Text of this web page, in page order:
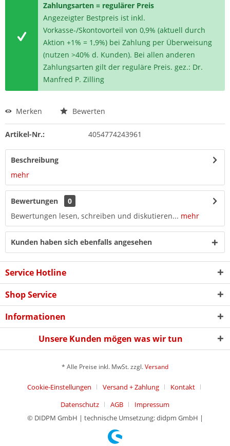
Zahlungsarten = regulärer Preis
Angezeigter Bestpreis ist inkl.
Vorkasse-/Skontovorteil von 0,9% (aktuell durch
Aktion +1% = 1,9%) bei Zahlung per Überweisung
(nutzen >40% d. Kunden). Bei allen anderen
Zahlungsarten gilt der reguläre Preis. gez.: Dr.
Manfred P. Zilling
Merken Bewerten
Artikel-Nr.: 4054774243961
Beschreibung
mehr
Bewertungen
0
Bewertungen lesen, schreiben und diskutieren... mehr
Kunden haben sich ebenfalls angesehen
Service Hotline
Shop Service
Informationen
Unsere Kunden mögen was wir tun
* Alle Preise inkl. MwSt. zzgl.Versand
Cookie-Einstellungen Versand + Zahlung
Kontakt
Datenschutz
AGB
Impressum
© DIDPM GmbH | technische Umsetzung: didpm GmbH |